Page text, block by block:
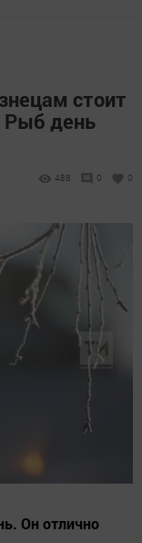
стоит
Рыб день
488 0 0
Он отлично